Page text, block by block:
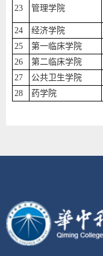
23 管理学院
24
经济学院
25
第一临床学院
26
第二临床学院
27
公共卫生学院
28
药学院